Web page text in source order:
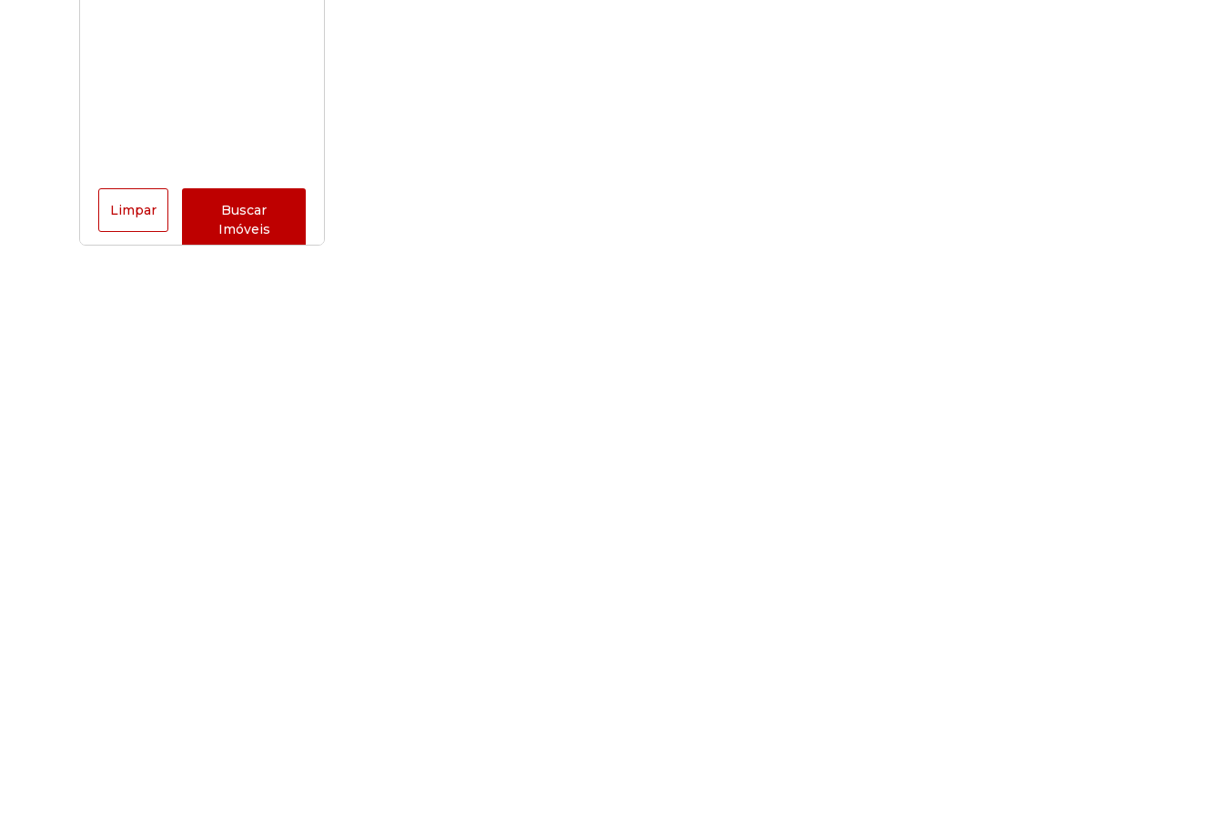
Limpar
Buscar
Imóveis